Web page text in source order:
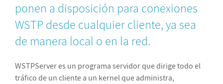
ponen a disposición para conexiones
WSTP desde cualquier cliente, ya sea
de manera local o en la red.
WSTPServer es un programa servidor que dirige todo el
tráfico de un cliente a un kernel que administra,